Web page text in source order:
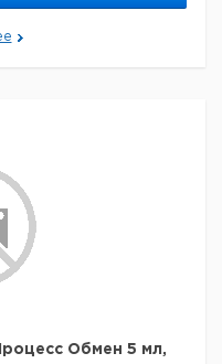
Обмен 5 мл,